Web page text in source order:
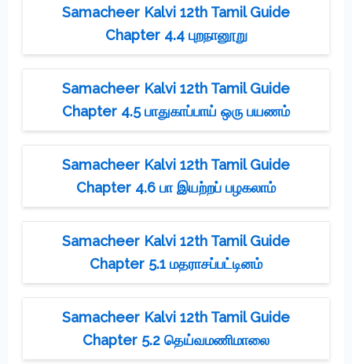
Samacheer Kalvi 12th Tamil Guide
Chapter 4.4 புறநானூறு
Samacheer Kalvi 12th Tamil Guide
Chapter 4.5 பாதுகாப்பாய் ஒரு பயணம்
Samacheer Kalvi 12th Tamil Guide
Chapter 4.6 பா இயற்றப் பழகலாம்
Samacheer Kalvi 12th Tamil Guide
Chapter 5.1 மதராசப்பட்டினம்
Samacheer Kalvi 12th Tamil Guide
Chapter 5.2 தெய்வமணிமாலை